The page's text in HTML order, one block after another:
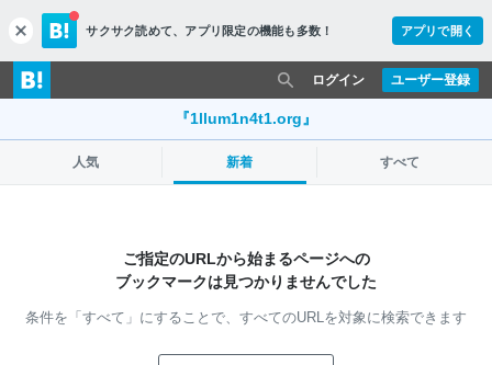
c
l
o
s
サクサク読めて、 アプリ限定の機能も多数！ アプリで開く
ユーザー登録
ログイン
『1llum1n4t1.org』
人気 新着 すべて
ご指定のURLから始まるページへの
ブックマークは見つかりませんでした
条件を「すべて」にすることで、 すべてのURLを対象に検索できます